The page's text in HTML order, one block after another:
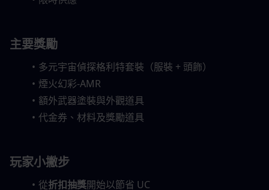
主要獎勵
多元宇宙偵探格利特套裝（服裝 + 頭飾）
煙火幻彩-AMR
額外武器塗裝與外觀道具
代金券、材料及獎勵道具
玩家小撇步
從折扣抽獎開始以節省 UC